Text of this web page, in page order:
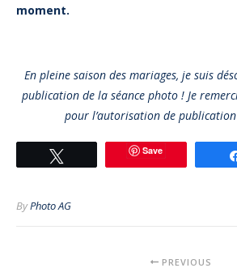
moment.
En pleine saison des mariages, je suis
publication de la séance photo ! Je
pour l’autorisation de publication
Save
ByPhoto AG
PREVIOUS